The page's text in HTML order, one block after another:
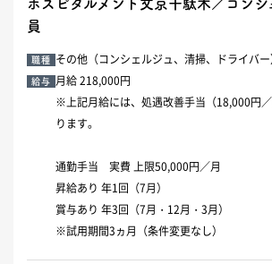
ホスピタルメント文京千駄木／コンシ
員
職種 その他（コンシェルジュ、清掃、ドライバー
給与 月給 218,000円
※上記月給には、処遇改善手当（18,000円
ります。
通勤手当 実費 上限50,000円／月
昇給あり 年1回（7月）
賞与あり 年3回（7月・12月・3月）
※試用期間3ヵ月（条件変更なし）